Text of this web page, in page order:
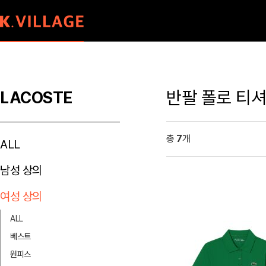
LACOSTE
ALL
남성 상의
여성 상의
ALL
베스트
원피스
반팔 폴로 티
총 7개